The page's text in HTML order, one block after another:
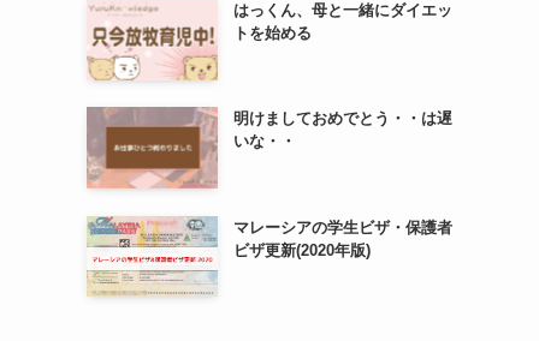
はっくん、母と一緒にダイエッ
トを始める
明けましておめでとう・・は遅
いな・・
マレーシアの学生ビザ・保護者
ビザ更新(2020年版)